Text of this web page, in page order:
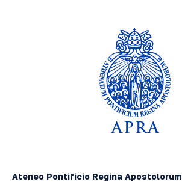
Ateneo Pontificio Regina Apostolorum